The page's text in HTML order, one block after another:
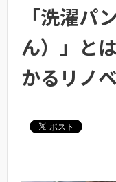
「洗濯パ
ん）」と
かるリノ